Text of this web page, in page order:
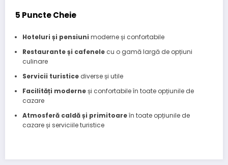
5 Puncte Cheie
Hoteluri și pensiuni moderne și confortabile
Restaurante și cafenelecu o gamă largă de opțiuni
culinare
Servicii turisticediverse și utile
Facilități moderneși confortabile în toate opțiunile de
cazare
Atmosferă caldă și primitoareîn toate opțiunile de
cazare și serviciile turistice